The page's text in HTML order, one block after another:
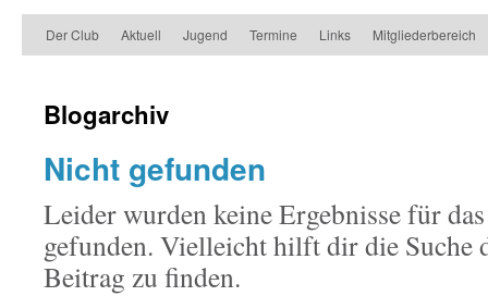
Der Club Aktuell Jugend Termine Links Mitgliederbereich
Blogarchiv
Nicht gefunden
Leider wurden keine Ergebnisse für
gefunden. Vielleicht hilft dir die Suche
Beitrag zu finden.